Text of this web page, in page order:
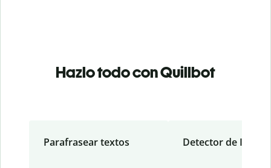
Hazlo todo con Quillbot
Parafrasear textos Detector de IA